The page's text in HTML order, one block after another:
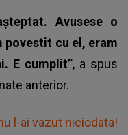
Avusese o
povestit cu el, eram
E cumplit”, a spus
anterior.
l-ai vazut niciodata!